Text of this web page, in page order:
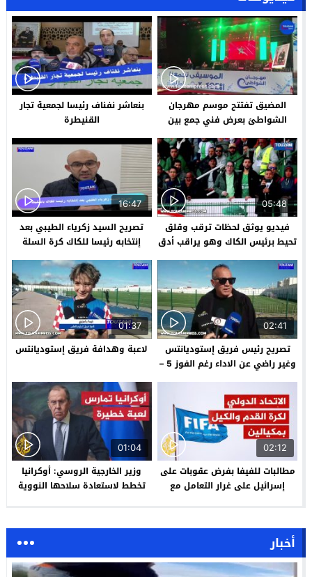
المضيق تفتتح موسم مهرجان
الشواطئ بعرض فني جمع بين
الأصالة والمعاصرة
بنعاشر نفناف رئيسا لجمعية تجار
القنيطرة
05:48
فيديو يوثق لحظات ترقب وقلق
تحيط برئيس الكاك وهو يراقب أدق
تفاصيل مباراة الكاك ضد رجاء بني
ملال
16:47
تصريح السيد زكرياء الطيبي بعد
إنتخابه رئيسا للكاك كرة السلة
02:41
تصريح رئيس فريق إستوديانتس
وغير راضي عن الاداء رغم الفوز 5 –
0 على فريق تمودباي
01:37
لاعبة وهدافة فريق إستوديانتس
02:12
مطالبات للفيفا بفرض عقوبات على
إسرائيل على غرار التعامل مع
01:04
وزير الخارجية الروسي: أوكرانيا
تخطط لاستعادة سلاحها النووية
أخبار